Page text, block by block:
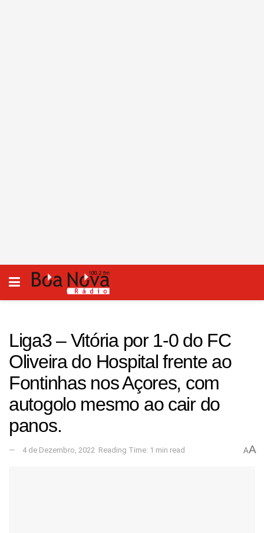
Liga3 – Vitória por 1-0 do FC
Oliveira do Hospital frente ao
Fontinhas nos Açores, com
autogolo mesmo ao cair do
panos.
4 de Dezembro, 2022 Reading Time: 1 min read AA